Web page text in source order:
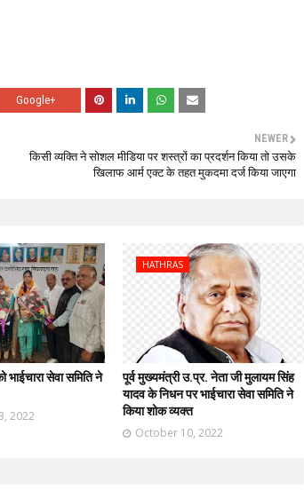
Google+
NEWER
किसी व्यक्ति ने सोशल मीडिया पर शस्त्रों का प्रदर्शन किया तो उसके
खिलाफ आर्म एक्ट के तहत मुकदमा दर्ज किया जाएगा
भाईचारा सेवा समिति ने
2022
HATHRAS
पूर्व मुख्यमंत्री उ.प्र. नेता जी मुलायम सिंह
यादव के निधन पर भाईचारा सेवा समिति ने
किया शोक व्यक्त
October 10, 2022